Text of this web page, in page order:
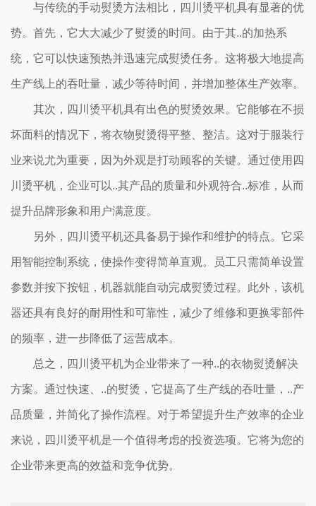
与传统的手动熨烫方法相比，四川烫平机具有显著的优
势。首先，它大大减少了熨烫的时间。由于其..的加热系
统，它可以快速预热并迅速完成熨烫任务。这将极大地提高
生产线上的吞吐量，减少等待时间，并增加整体生产效率。
其次，四川烫平机具有出色的熨烫效果。它能够在不损
坏面料的情况下，将衣物熨烫得平整、整洁。这对于服装行
业来说尤为重要，因为外观是打动顾客的关键。通过使用四
川烫平机，企业可以..其产品的质量和外观符合..标准，从而
提升品牌形象和用户满意度。
另外，四川烫平机还具备易于操作和维护的特点。它采
用智能控制系统，使操作变得简单直观。员工只需简单设置
参数并按下按钮，机器就能自动完成熨烫过程。此外，该机
器还具有良好的耐用性和可靠性，减少了维修和更换零部件
的频率，进一步降低了运营成本。
总之，四川烫平机为企业带来了一种..的衣物熨烫解决
方案。通过快速、..的熨烫，它提高了生产线的吞吐量，..产
品质量，并简化了操作流程。对于希望提升生产效率的企业
来说，四川烫平机是一个值得考虑的投资选项。它将为您的
企业带来更高的效益和竞争优势。